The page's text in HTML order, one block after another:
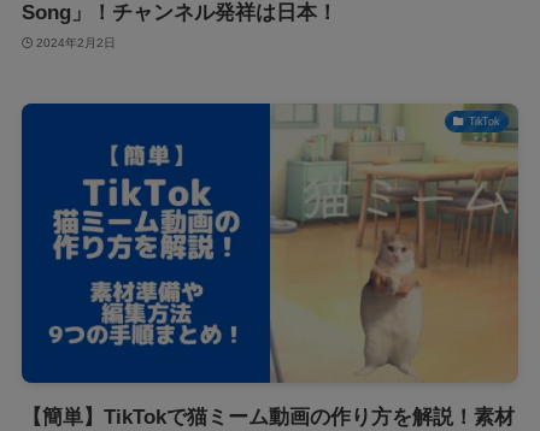
Song」！チャンネル発祥は日本！
2024年2月2日
TikTok
【簡単】TikTokで猫ミーム動画の作り方を解説！素材